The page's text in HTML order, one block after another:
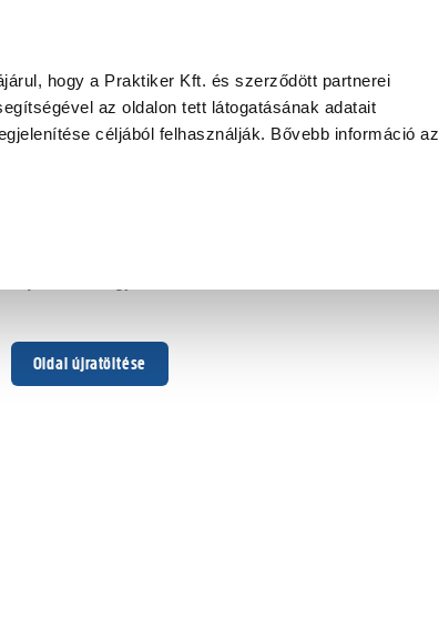
hogy a Praktiker Kft. és szerződött partnerei
az oldalon tett látogatásának adatait
céljából felhasználják. Bővebb információ az
Oldal újratöltése